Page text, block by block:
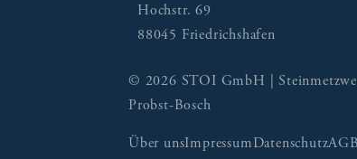
Hochstr. 69
88045 Friedrichshafen
© 2026 STOI GmbH |
Probst-Bosch
Über unsImpressumDatenschutz